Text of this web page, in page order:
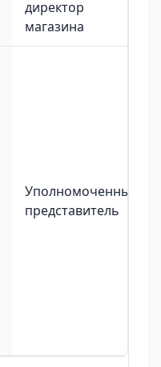
директор
магазина
Уполномоченный
представитель